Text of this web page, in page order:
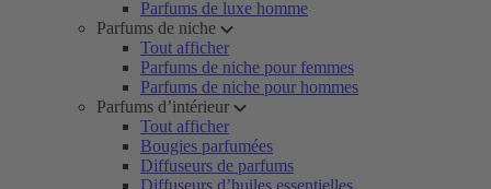
Parfums de luxe homme
Parfums de niche
Tout afficher
Parfums de niche pour femmes
Parfums de niche pour hommes
Parfums d’intérieur
Tout afficher
Bougies parfumées
Diffuseurs de parfums
Diffuseurs d’huiles essentielles